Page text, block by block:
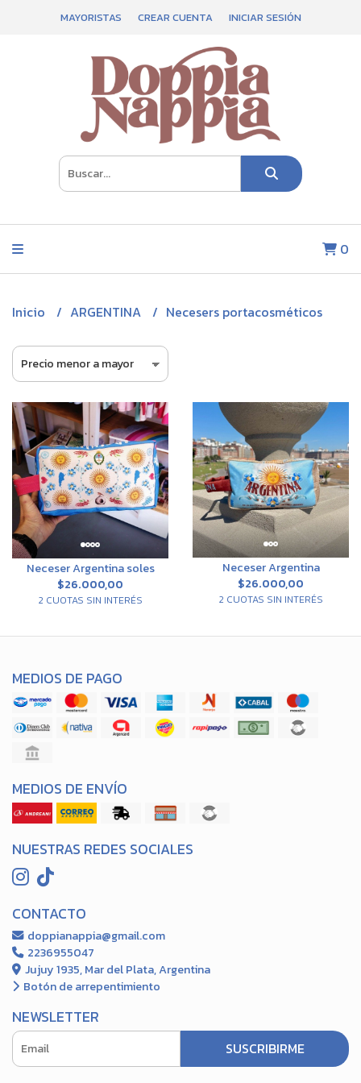
MAYORISTAS CREAR CUENTA INICIAR SESIÓN
0
Inicio ARGENTINA Necesers portacosméticos
Neceser Argentina soles
$26.000,00
2 CUOTAS SIN INTERÉS
Neceser Argentina
$26.000,00
2 CUOTAS SIN INTERÉS
MEDIOS DE PAGO
MEDIOS DE ENVÍO
NUESTRAS REDES SOCIALES
CONTACTO
doppianappia@gmail.com
2236955047
Jujuy 1935, Mar del Plata, Argentina
Botón de arrepentimiento
NEWSLETTER
SUSCRIBIRME